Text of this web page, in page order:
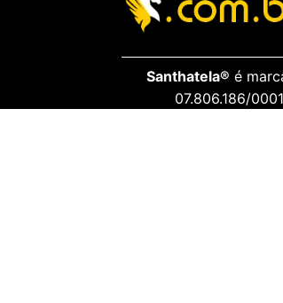
Santhatela® é
07.806.186/